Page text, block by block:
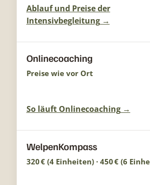
Ablauf und Preise der
Intensivbegleitung
Onlinecoaching
Preise wie vor Ort
So läuft Onlinecoaching
WelpenKompass
320 € (4 Einheiten) · 450 € (6